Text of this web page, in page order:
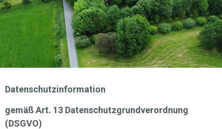
Datenschutzinformation
gemäß Art. 13 Datenschutzgrundverordnung
(DSGVO)